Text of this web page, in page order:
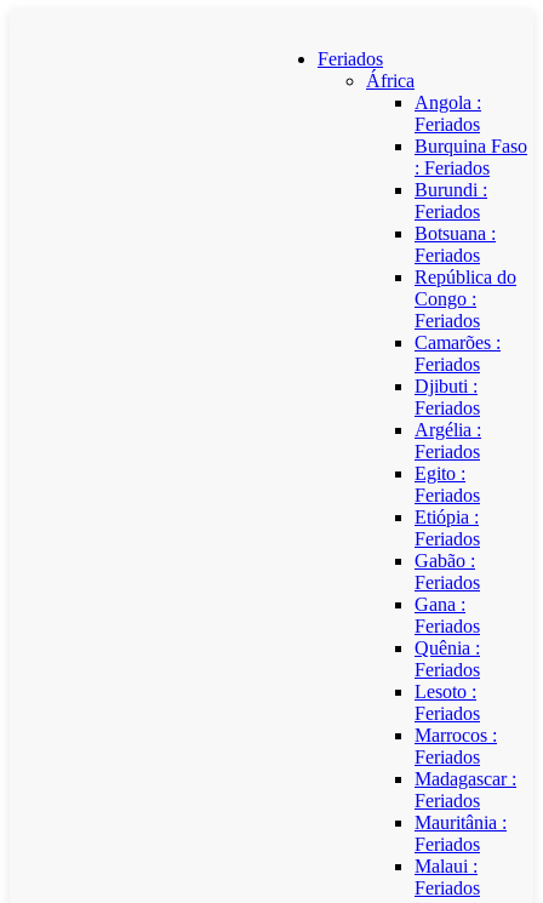
Feriados
África
Angola :
Feriados
Burquina Faso
: Feriados
Burundi :
Feriados
Botsuana :
Feriados
República do
Congo :
Feriados
Camarões :
Feriados
Djibuti :
Feriados
Argélia :
Feriados
Egito :
Feriados
Etiópia :
Feriados
Gabão :
Feriados
Gana :
Feriados
Quênia :
Feriados
Lesoto :
Feriados
Marrocos :
Feriados
Madagascar :
Feriados
Mauritânia :
Feriados
Malaui :
Feriados